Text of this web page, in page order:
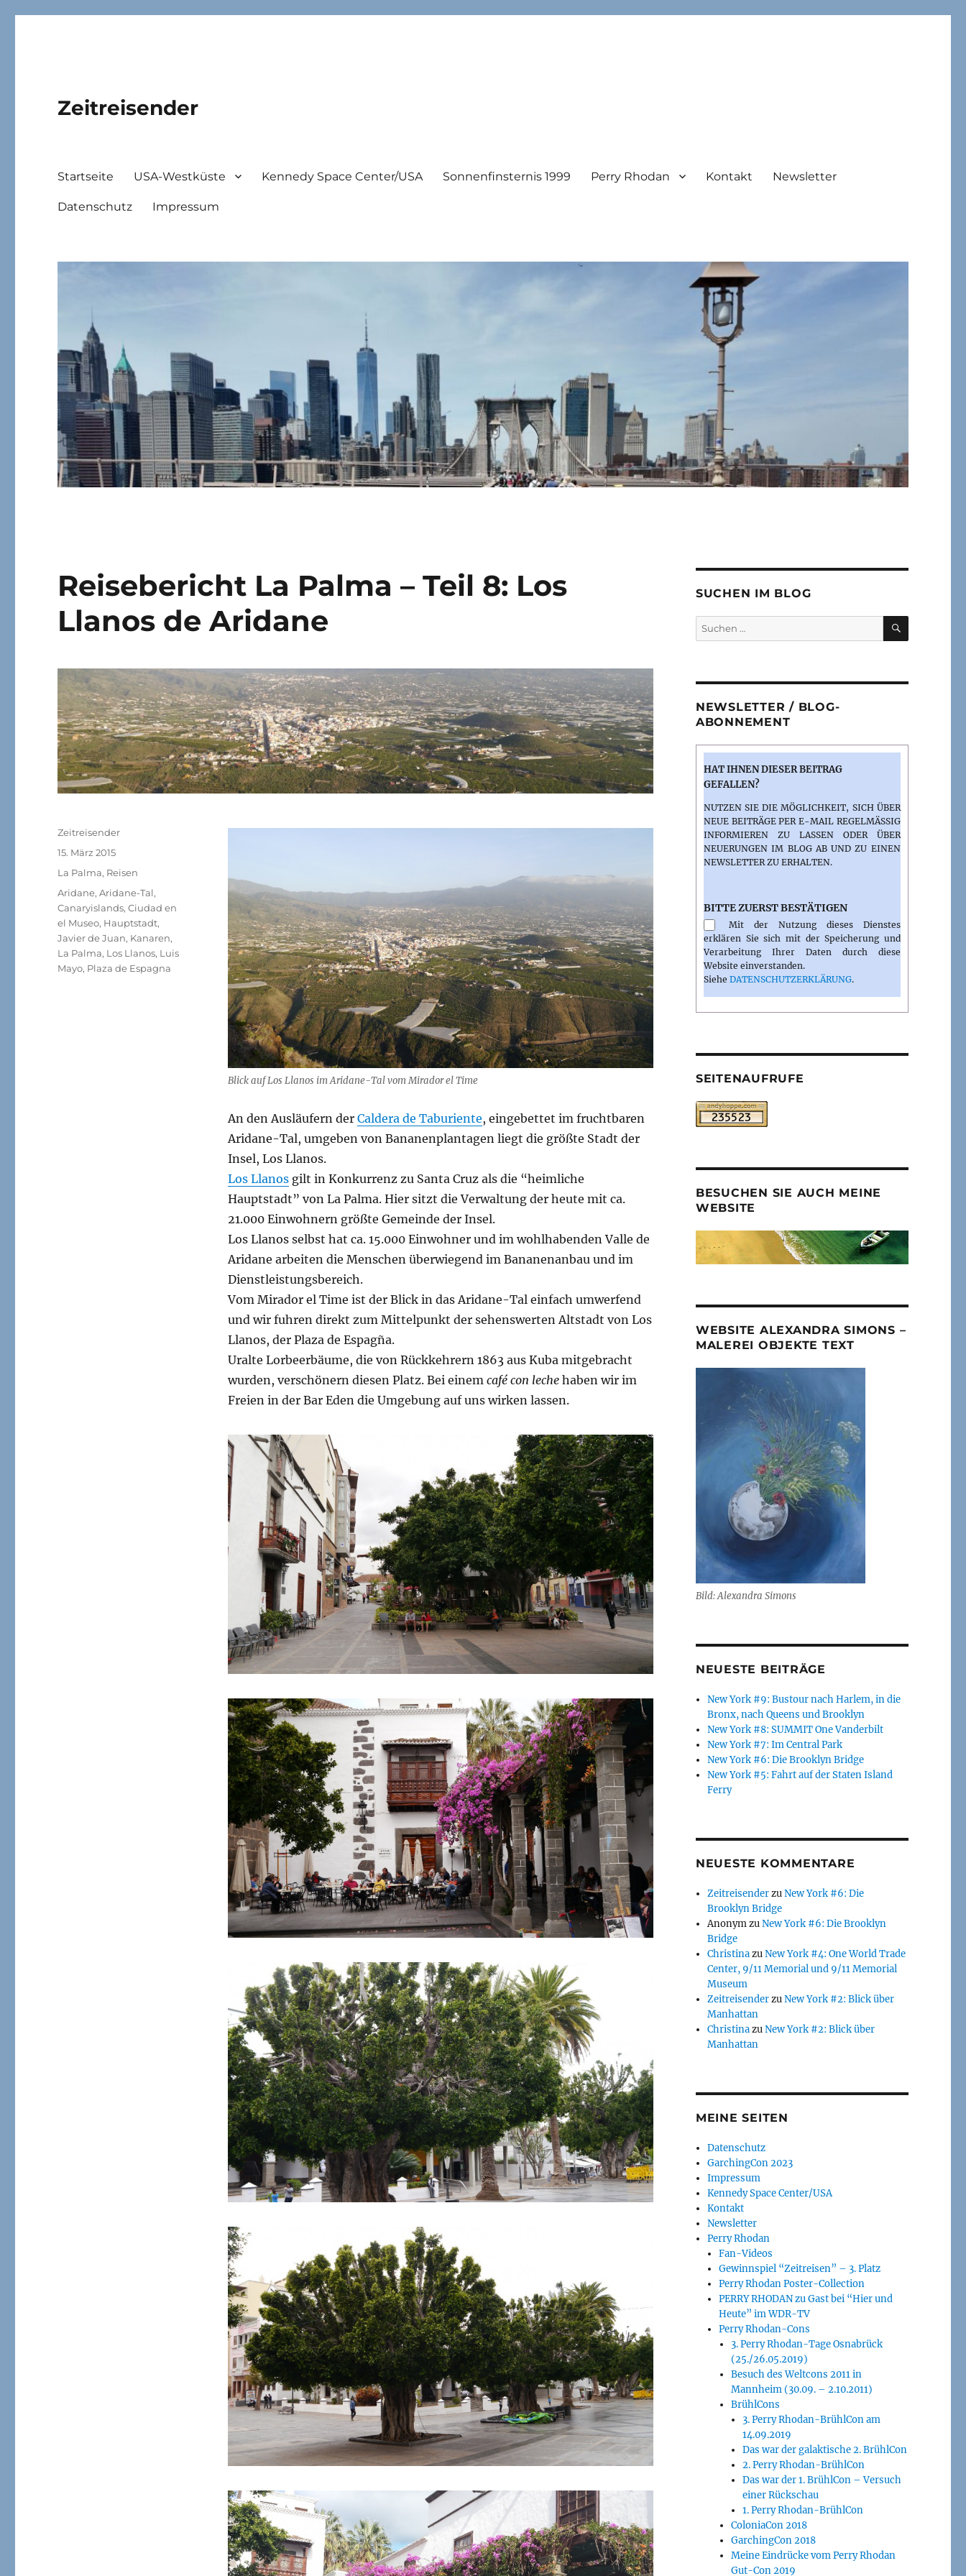
Zeitreisender
Startseite USA-Westküste Kennedy Space Center/USA Sonnenfinsternis 1999 Perry Rhodan Kontakt Newsletter
Datenschutz Impressum
Reisebericht La Palma – Teil 8: Los
Llanos de Aridane
Blick auf Los Llanos im Aridane-Tal vom Mirador el Time
An den Ausläufern der Caldera de Taburiente, eingebettet im fruchtbaren
Aridane-Tal, umgeben von Bananenplantagen liegt die größte Stadt der
Insel, Los Llanos.
Los Llanosgilt in Konkurrenz zu Santa Cruz als die “heimliche
Hauptstadt” von La Palma. Hier sitzt die Verwaltung der heute mit ca.
21.000 Einwohnern größte Gemeinde der Insel.
Los Llanos selbst hat ca. 15.000 Einwohner und im wohlhabenden Valle de
Aridane arbeiten die Menschen überwiegend im Bananenanbau und im
Dienstleistungsbereich.
Vom Mirador el Time ist der Blick in das Aridane-Tal einfach umwerfend
und wir fuhren direkt zum Mittelpunkt der sehenswerten Altstadt von Los
Llanos, der Plaza de Espagña.
Uralte Lorbeerbäume, die von Rückkehrern 1863 aus Kuba mitgebracht
wurden, verschönern diesen Platz. Bei einem café con lechehaben wir im
Freien in der Bar Eden die Umgebung auf uns wirken lassen.
Autor
Zeitreisender
Veröffentlicht
15. März 2015
Kategorien
La Palma, Reisen
Schlagwörter
Aridane,Aridane-Tal,
Canaryislands,Ciudad en
el Museo, Hauptstadt,
Javier de Juan, Kanaren,
La Palma, Los Llanos, Luis
Mayo, Plaza de Espagna
SUCHEN IM BLOG
Suchen
nach:
SUCHEN
NEWSLETTER / BLOG-
ABONNEMENT
HAT IHNEN DIESER BEITRAG
GEFALLEN?
NUTZEN SIE DIE MÖGLICHKEIT, SICH ÜBER
NEUE BEITRÄGE PER E-MAIL REGELMÄSSIG I
NFORMIEREN ZU LASSEN ODER ÜBER N
EUERUNGEN IM BLOG AB UND ZU EINEN N
EWSLETTER ZU ERHALTEN.
BITTE ZUERST BESTÄTIGEN
Mit der Nutzung dieses Dienstes
erklären Sie sich mit der Speicherung und
Verarbeitung Ihrer Daten durch diese
Website einverstanden.
Siehe DATENSCHUTZERKLÄRUNG.
SEITENAUFRUFE
BESUCHEN SIE AUCH MEINE
WEBSITE
WEBSITE ALEXANDRA SIMONS –
MALEREI OBJEKTE TEXT
Bild: Alexandra Simons
NEUESTE BEITRÄGE
New York #9: Bustour nach Harlem, in die
Bronx, nach Queens und Brooklyn
New York #8: SUMMIT One Vanderbilt
New York #7: Im Central Park
New York #6: Die Brooklyn Bridge
New York #5: Fahrt auf der Staten Island
Ferry
NEUESTE KOMMENTARE
ZeitreisenderzuNew York #6: Die
Brooklyn Bridge
AnonymzuNew York #6: Die Brooklyn
Bridge
ChristinazuNew York #4: One World Trade
Center, 9/11 Memorial und 9/11 Memorial
Museum
ZeitreisenderzuNew York #2: Blick über
Manhattan
ChristinazuNew York #2: Blick über
Manhattan
MEINE SEITEN
Datenschutz
GarchingCon 2023
Impressum
Kennedy Space Center/USA
Kontakt
Newsletter
Perry Rhodan
Fan-Videos
Gewinnspiel “Zeitreisen” – 3. Platz
Perry Rhodan Poster-Collection
PERRY RHODAN zu Gast bei “Hier und
Heute” im WDR-TV
Perry Rhodan-Cons
3. Perry Rhodan-Tage Osnabrück
(25./26.05.2019)
Besuch des Weltcons 2011 in
Mannheim (30.09. – 2.10.2011)
BrühlCons
3. Perry Rhodan-BrühlCon am
14.09.2019
Das war der galaktische 2. BrühlCon
2. Perry Rhodan-BrühlCon
Das war der 1. BrühlCon – Versuch
einer Rückschau
1. Perry Rhodan-BrühlCon
ColoniaCon 2018
GarchingCon 2018
Meine Eindrücke vom Perry Rhodan
Gut-Con 2019